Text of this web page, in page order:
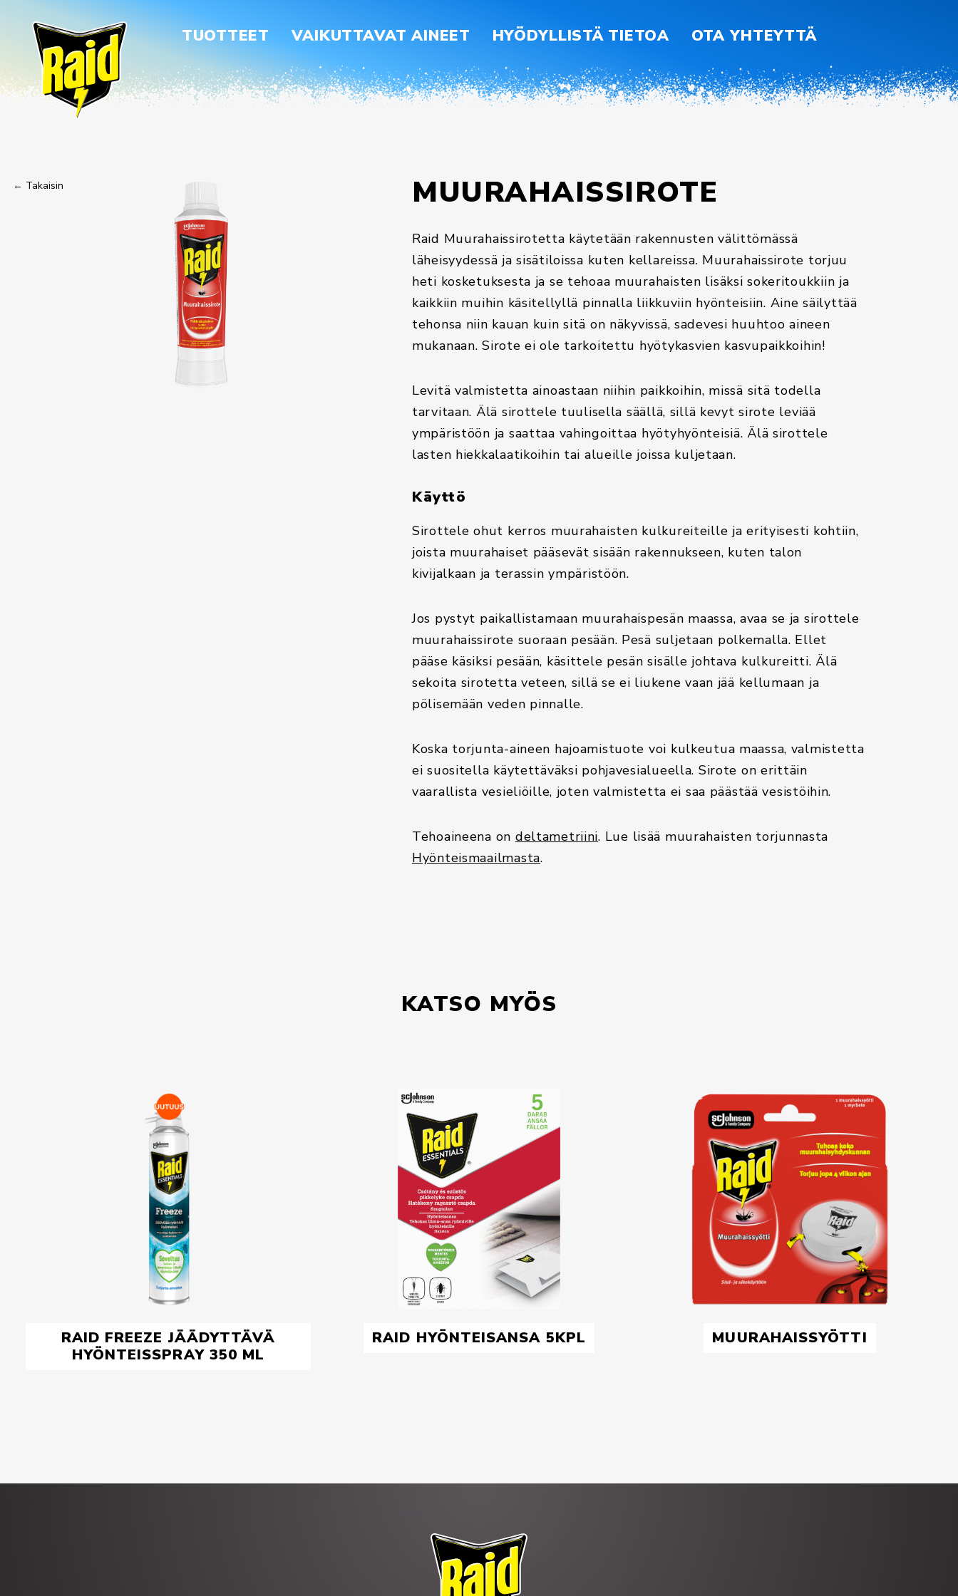
TUOTTEET VAIKUTTAVAT AINEET HYÖDYLLISTÄ TIETOA OTA YHTEYTTÄ
← Takaisin MUURAHAISSIROTE
Raid Muurahaissirotetta käytetään rakennusten välittömässä
läheisyydessä ja sisätiloissa kuten kellareissa. Muurahaissirote torjuu
heti kosketuksesta ja se tehoaa muurahaisten lisäksi sokeritoukkiin ja
kaikkiin muihin käsitellyllä pinnalla liikkuviin hyönteisiin. Aine säilyttää
tehonsa niin kauan kuin sitä on näkyvissä, sadevesi huuhtoo aineen
mukanaan. Sirote ei ole tarkoitettu hyötykasvien kasvupaikkoihin!
Levitä valmistetta ainoastaan niihin paikkoihin, missä sitä todella
tarvitaan. Älä sirottele tuulisella säällä, sillä kevyt sirote leviää
ympäristöön ja saattaa vahingoittaa hyötyhyönteisiä. Älä sirottele
lasten hiekkalaatikoihin tai alueille joissa kuljetaan.
Käyttö
Sirottele ohut kerros muurahaisten kulkureiteille ja erityisesti kohtiin,
joista muurahaiset pääsevät sisään rakennukseen, kuten talon
kivijalkaan ja terassin ympäristöön.
Jos pystyt paikallistamaan muurahaispesän maassa, avaa se ja sirottele
muurahaissirote suoraan pesään. Pesä suljetaan polkemalla. Ellet
pääse käsiksi pesään, käsittele pesän sisälle johtava kulkureitti. Älä
sekoita sirotetta veteen, sillä se ei liukene vaan jää kellumaan ja
pölisemään veden pinnalle.
Koska torjunta-aineen hajoamistuote voi kulkeutua maassa, valmistetta
ei suositella käytettäväksi pohjavesialueella. Sirote on erittäin
vaarallista vesieliöille, joten valmistetta ei saa päästää vesistöihin.
Tehoaineena on deltametriini. Lue lisää muurahaisten torjunnasta
Hyönteismaailmasta.
KATSO MYÖS
RAID FREEZE JÄÄDYTTÄVÄ
HYÖNTEISSPRAY 350 ML
RAID HYÖNTEISANSA 5KPL MUURAHAISSYÖTTI